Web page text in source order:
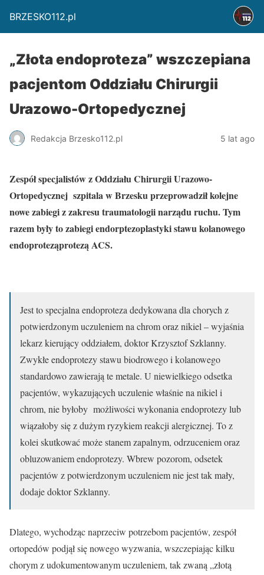
BRZESKO112.pl
„Złota endoproteza” wszczepiana
pacjentom Oddziału Chirurgii
Urazowo-Ortopedycznej
Redakcja Brzesko112.pl 5 lat ago
Zespół specjalistów z Oddziału Chirurgii Urazowo-
Ortopedycznej szpitala w Brzesku przeprowadził kolejne
nowe zabiegi z zakresu traumatologii narządu ruchu. Tym
razem były to zabiegi endorptezoplastyki stawu kolanowego
endoproteząprotezą ACS.
Jest to specjalna endoproteza dedykowana dla chorych z
potwierdzonym uczuleniem na chrom oraz nikiel – wyjaśnia
lekarz kierujący oddziałem, doktor Krzysztof Szklanny.
Zwykłe endoprotezy stawu biodrowego i kolanowego
standardowo zawierają te metale. U niewielkiego odsetka
pacjentów, wykazujących uczulenie właśnie na nikiel i
chrom, nie byłoby możliwości wykonania endoprotezy lub
wiązałoby się z dużym ryzykiem reakcji alergicznej. To z
kolei skutkować może stanem zapalnym, odrzuceniem oraz
obluzowaniem endoprotezy. Wbrew pozorom, odsetek
pacjentów z potwierdzonym uczuleniem nie jest tak mały,
dodaje doktor Szklanny.
Dlatego, wychodząc naprzeciw potrzebom pacjentów, zespół
ortopedów podjął się nowego wyzwania, wszczepiając kilku
chorym z udokumentowanym uczuleniem, tak zwaną „złotą